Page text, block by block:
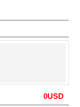
0USD